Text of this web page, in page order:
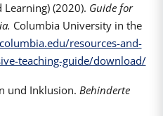
Learning) (2020). Guide for
Columbia University in the
resources-and-
teaching-guide/download/
und Inklusion. Behinderte